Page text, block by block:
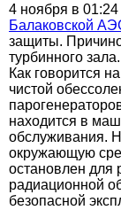
4 ноября в
Балаковской
защиты.
турбинного зала.
Как говорится
чистой
находится в
обслуживания.
окружающую
остановлен для
радиационной
безопасной